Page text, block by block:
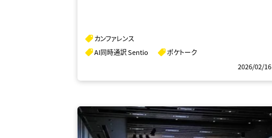
AI同時通訳 Sentio ポケトーク
カンファレンス
2026/02/16